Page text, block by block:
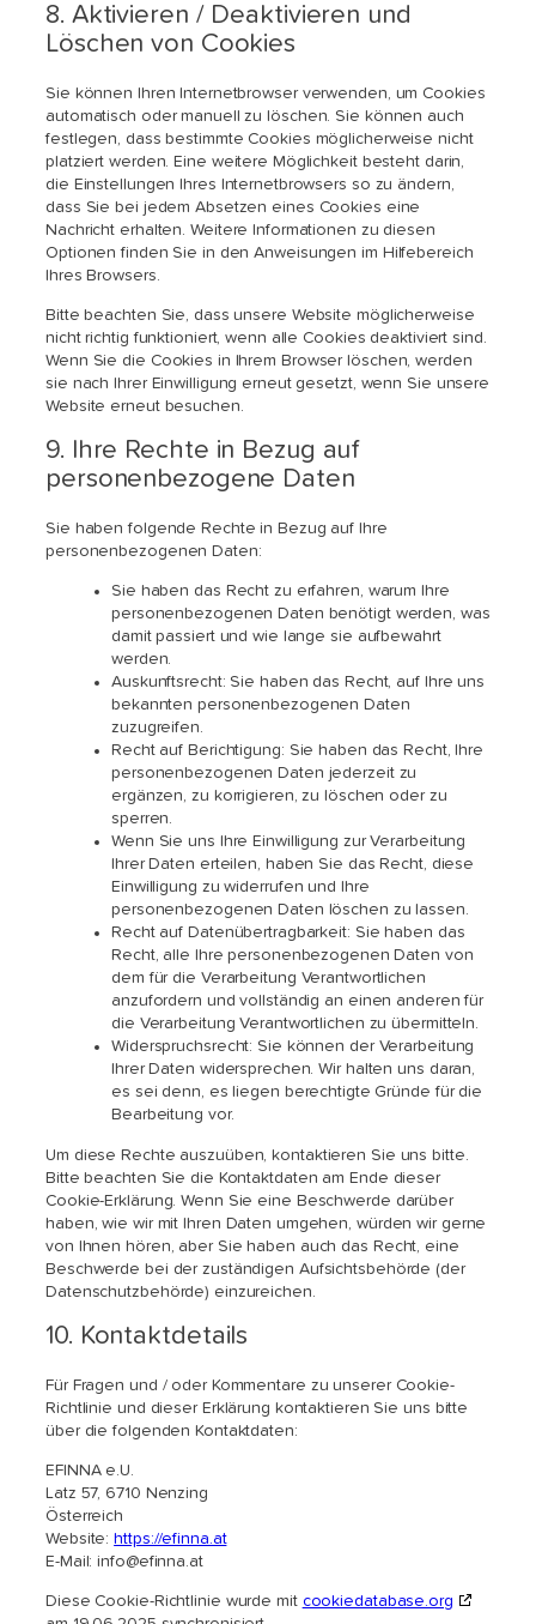
8. Aktivieren / Deaktivieren und
Löschen von Cookies
Sie können Ihren Internetbrowser verwenden, um Cookies
automatisch oder manuell zu löschen. Sie können auch
festlegen, dass bestimmte Cookies möglicherweise nicht
platziert werden. Eine weitere Möglichkeit besteht darin,
die Einstellungen Ihres Internetbrowsers so zu ändern,
dass Sie bei jedem Absetzen eines Cookies eine
Nachricht erhalten. Weitere Informationen zu diesen
Optionen finden Sie in den Anweisungen im Hilfebereich
Ihres Browsers.
Bitte beachten Sie, dass unsere Website möglicherweise
nicht richtig funktioniert, wenn alle Cookies deaktiviert sind.
Wenn Sie die Cookies in Ihrem Browser löschen, werden
sie nach Ihrer Einwilligung erneut gesetzt, wenn Sie unsere
Website erneut besuchen.
9. Ihre Rechte in Bezug auf
personenbezogene Daten
Sie haben folgende Rechte in Bezug auf Ihre
personenbezogenen Daten:
Sie haben das Recht zu erfahren, warum Ihre
personenbezogenen Daten benötigt werden, was
damit passiert und wie lange sie aufbewahrt
werden.
Auskunftsrecht: Sie haben das Recht, auf Ihre uns
bekannten personenbezogenen Daten
zuzugreifen.
Recht auf Berichtigung: Sie haben das Recht, Ihre
personenbezogenen Daten jederzeit zu
ergänzen, zu korrigieren, zu löschen oder zu
sperren.
Wenn Sie uns Ihre Einwilligung zur Verarbeitung
Ihrer Daten erteilen, haben Sie das Recht, diese
Einwilligung zu widerrufen und Ihre
personenbezogenen Daten löschen zu lassen.
Recht auf Datenübertragbarkeit: Sie haben das
Recht, alle Ihre personenbezogenen Daten von
dem für die Verarbeitung Verantwortlichen
anzufordern und vollständig an einen anderen für
die Verarbeitung Verantwortlichen zu übermitteln.
Widerspruchsrecht: Sie können der Verarbeitung
Ihrer Daten widersprechen. Wir halten uns daran,
es sei denn, es liegen berechtigte Gründe für die
Bearbeitung vor.
Um diese Rechte auszuüben, kontaktieren Sie uns bitte.
Bitte beachten Sie die Kontaktdaten am Ende dieser
Cookie-Erklärung. Wenn Sie eine Beschwerde darüber
haben, wie wir mit Ihren Daten umgehen, würden wir gerne
von Ihnen hören, aber Sie haben auch das Recht, eine
Beschwerde bei der zuständigen Aufsichtsbehörde (der
Datenschutzbehörde) einzureichen.
10. Kontaktdetails
Für Fragen und / oder Kommentare zu unserer Cookie-
Richtlinie und dieser Erklärung kontaktieren Sie uns bitte
über die folgenden Kontaktdaten:
EFINNA e.U.
Latz 57, 6710 Nenzing
Österreich
Website:https://efinna.at
E-Mail:info@efinna.at
Diese Cookie-Richtlinie wurde mit cookiedatabase.org